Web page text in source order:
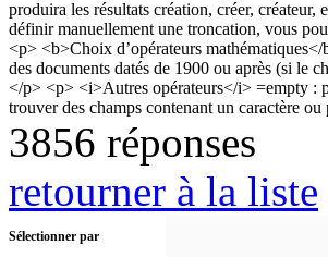
3856 réponses
retourner à la liste
Sélectionner par